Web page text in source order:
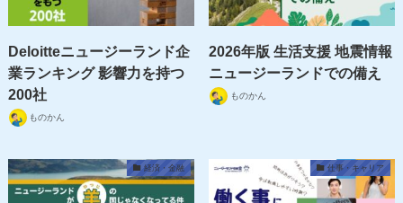
Deloitteニュージーランド企
業ランキング 影響力を持つ
200社
ものかん
2026年版 生活支援 地震情報
ニュージーランドでの備え
ものかん
経済・金融 仕事・キャリア